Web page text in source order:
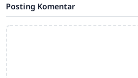
Posting Komentar